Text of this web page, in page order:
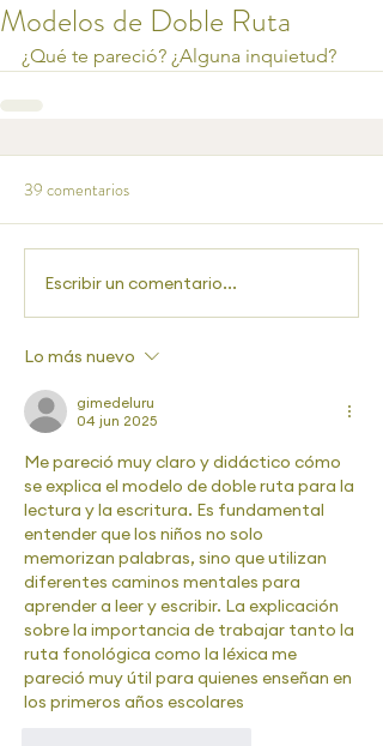
Modelos de Doble Ruta
¿Qué te pareció? ¿Alguna inquietud?
39 comentarios
Escribir un comentario...
Lo más nuevo
gimedeluru
04 jun 2025
Me pareció muy claro y didáctico cómo
se explica el modelo de doble ruta para la
lectura y la escritura. Es fundamental
entender que los niños no solo
memorizan palabras, sino que utilizan
diferentes caminos mentales para
aprender a leer y escribir. La explicación
sobre la importancia de trabajar tanto la
ruta fonológica como la léxica me
pareció muy útil para quienes enseñan en
los primeros años escolares